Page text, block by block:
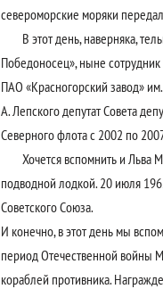
североморские моряки
В этот день, наверняка,
Победоносец», ныне сотрудник
ПАО «Красногорский завод»
А. Лепского депутат Совета
Северного флота с 2002 по
Хочется вспомнить и Льва
подводной лодкой. 20 июля
Советского Союза.
И конечно, в этот день мы
период Отечественной войны
кораблей противника.